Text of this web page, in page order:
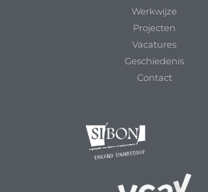
Werkwijze
Projecten
Vacatures
Geschiedenis
Contact